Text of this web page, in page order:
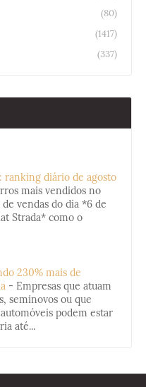
(80)
(1417)
(337)
ranking diário de agosto
mais vendidos no
vendas do dia *6 de
Strada* como o
230% mais de
- Empresas que atuam
seminovos ou que
podem estar
até...